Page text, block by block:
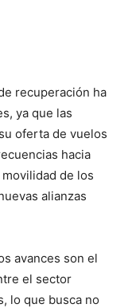
recuperación ha
ya que las
oferta de vuelos
hacia
de los
alianzas
avances son el
el sector
lo que busca no